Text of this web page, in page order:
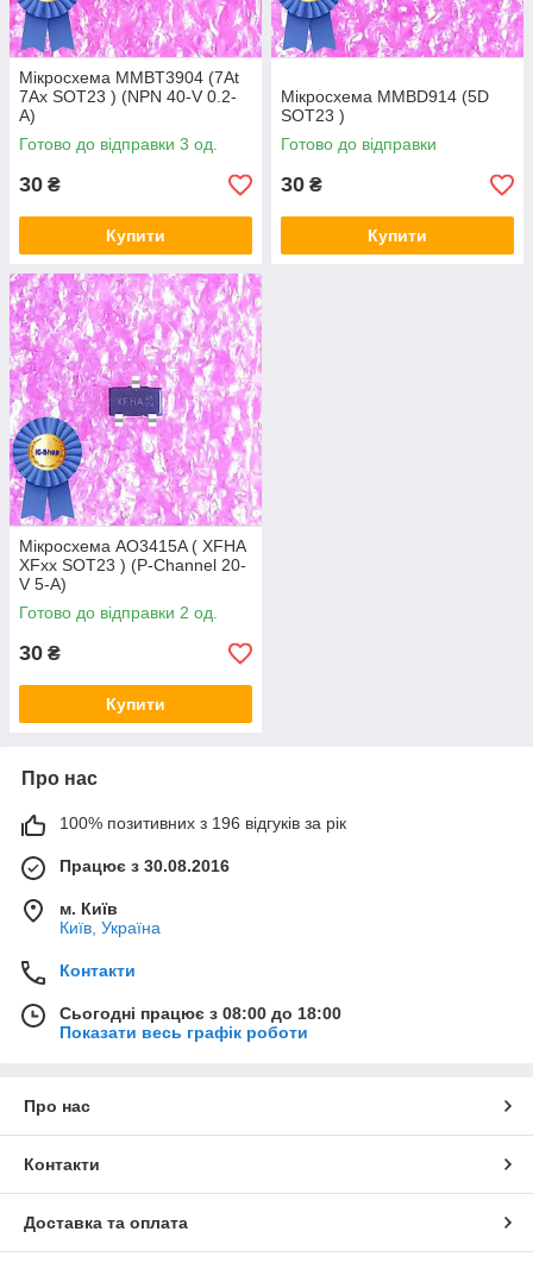
Мікросхема MMBT3904 (7At
7Ax SOT23 ) (NPN 40-V 0.2-
A)
Готово до відправки 3 од.
30 ₴
Купити
Мікросхема MMBD914 (5D
SOT23 )
Готово до відправки
30 ₴
Купити
Мікросхема AO3415A ( XFHA
XFxx SOT23 ) (P-Channel 20-
V 5-A)
Готово до відправки 2 од.
30 ₴
Купити
Про нас
100% позитивних з 196 відгуків за рік
Працює з 30.08.2016
м. Київ
Київ, Україна
Контакти
Сьогодні працює з 08:00 до 18:00
Показати весь графік роботи
Про нас
Контакти
Доставка та оплата